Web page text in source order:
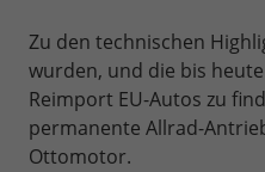
Zu den technischen
wurden, und die bis
Reimport EU-Autos zu
permanente Allrad-
Ottomotor.